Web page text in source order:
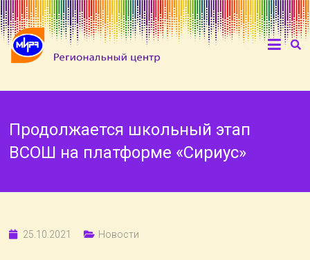
Продолжается школьный этап
ВСОШ на платформе «Сириус»
25.10.2021 Новости